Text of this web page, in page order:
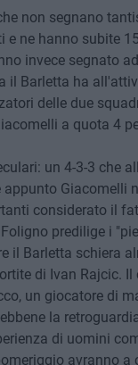
non segnano
ne hanno subite
invece segnato
il Barletta ha
delle due
a quota 4
un 4-3-3 che
Giacomelli
considerato il
predilige i
il Barletta schiera
di Ivan Rajcic.
un giocatore di
la
di uomini
avranno a